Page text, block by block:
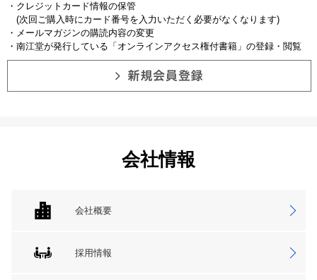
・クレジットカード情報の保管
(次回ご購入時にカード番号を入力いただく必要がなくなります)
・メールマガジンの購読内容の変更
・南江堂が発行している「オンラインアクセス権付書籍」の登録・閲覧
会社情報
会社概要
採用情報